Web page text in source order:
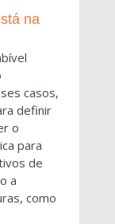
na
casos,
definir
o
para
de
a
como